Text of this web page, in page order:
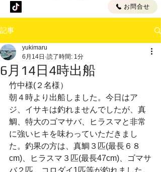
お問合せ
記事
6月14日4時出船
yukimaru
6月14日 読了時間: 1分
竹中様(２名様）
朝４時より出船しました。今日はア
ジ、イサキは釣れませんでしたが、真
鯛、特大のゴマサバ、ヒラスマと非常
に強いヒキを味わっていただきまし
た。釣果の方は、真鯛３匹(最長６８
cm)、ヒラスマ３匹(最長47cm)、ゴマサ
バ２匹、コロダイ1匹等が釣れました。